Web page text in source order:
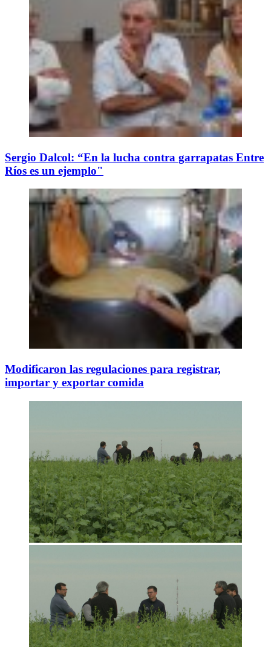
Sergio Dalcol: “En la lucha contra garrapatas Entre
Ríos es un ejemplo"
Modificaron las regulaciones para registrar,
importar y exportar comida